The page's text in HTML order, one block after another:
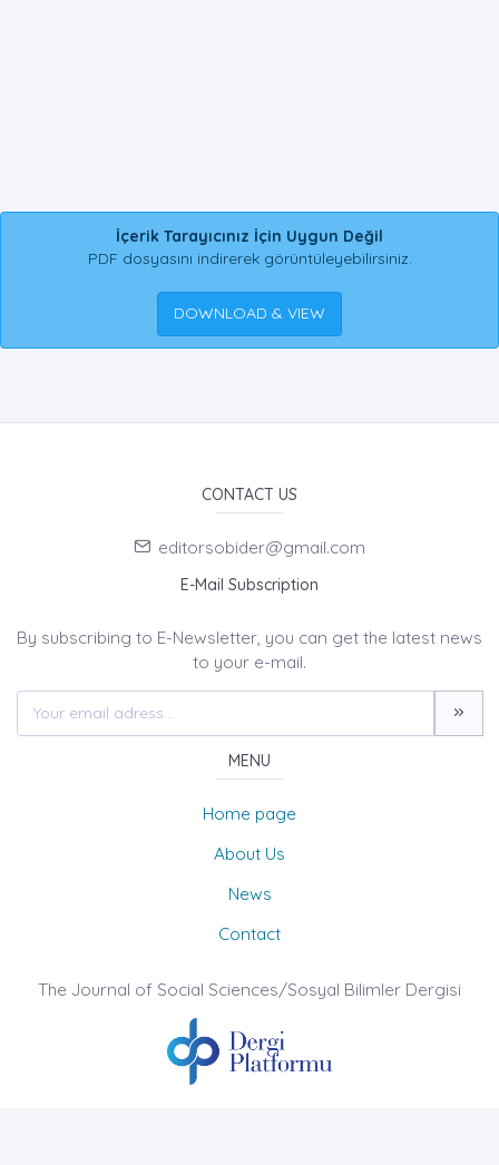
İçerik Tarayıcınız İçin Uygun Değil
PDF dosyasını indirerek görüntüleyebilirsiniz.
DOWNLOAD & VIEW
CONTACT US
editorsobider@gmail.com
E-Mail Subscription
By subscribing to E-Newsletter, you can get the latest news
to your e-mail.
MENU
Home page
About Us
News
Contact
The Journal of Social Sciences/Sosyal Bilimler Dergisi